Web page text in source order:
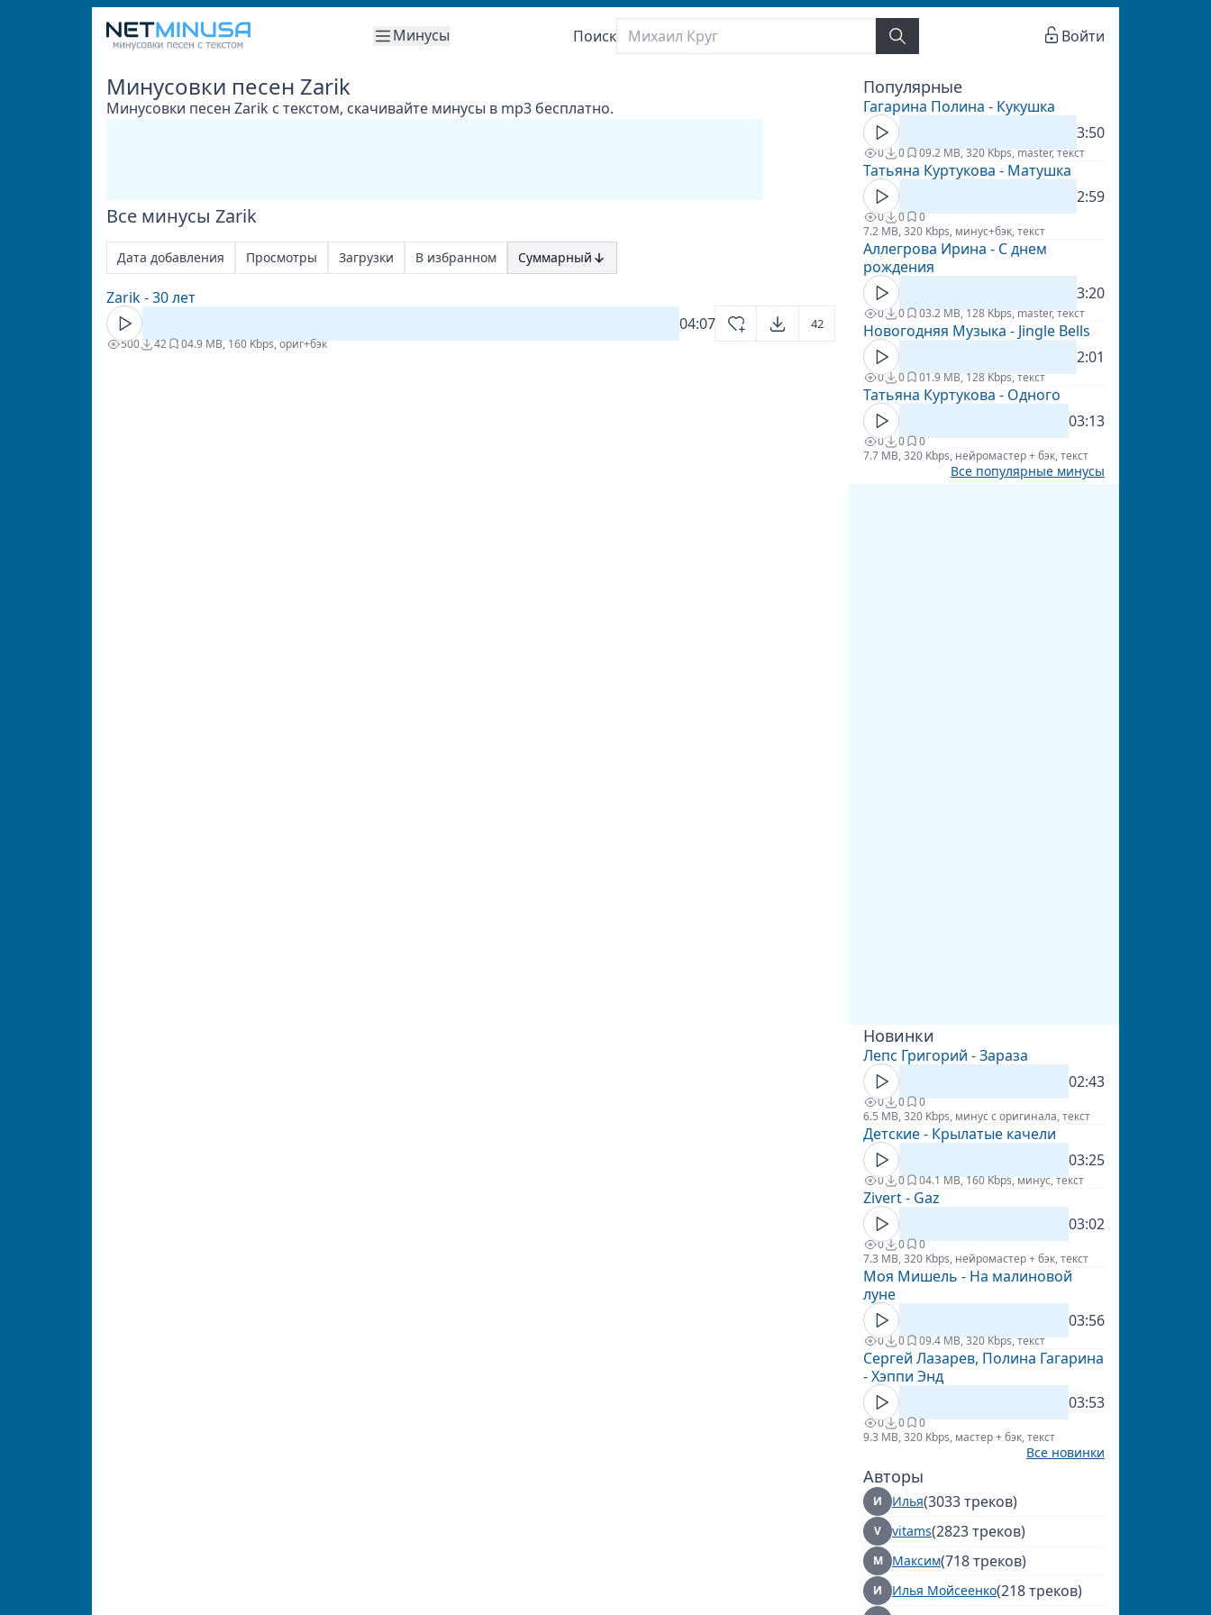
Минусы Поиск Войти
Минусовки песен Zarik
Минусовки песен Zarik с текстом, скачивайте минусы в mp3 бесплатно.
Все минусы Zarik
Дата добавления Просмотры Загрузки В избранном Суммарный
Zarik - 30 лет
04:07
42
500 42 04.9 MB, 160 Kbps, ориг+бэк
Популярные
Гагарина Полина - Кукушка
3:50
0 0 09.2 MB, 320 Kbps, master, текст
Татьяна Куртукова - Матушка
2:59
0 0
0
7.2 MB, 320 Kbps, минус+бэк, текст
Аллегрова Ирина - С днем
рождения
3:20
0 0 03.2 MB, 128 Kbps, master, текст
Новогодняя Музыка - Jingle Bells
2:01
0 0 01.9 MB, 128 Kbps, текст
Татьяна Куртукова - Одного
03:13
0 0
0
7.7 MB, 320 Kbps, нейромастер + бэк, текст
Все популярные минусы
Новинки
Лепс Григорий - Зараза
02:43
0 0
0
6.5 MB, 320 Kbps, минус с оригинала, текст
Детские - Крылатые качели
03:25
0 0 04.1 MB, 160 Kbps, минус, текст
Zivert - Gaz
03:02
0 0
0
7.3 MB, 320 Kbps, нейромастер + бэк, текст
Моя Мишель - На малиновой
луне
03:56
0 0 09.4 MB, 320 Kbps, текст
Сергей Лазарев, Полина Гагарина
- Хэппи Энд
03:53
0 0
0
9.3 MB, 320 Kbps, мастер + бэк, текст
Все новинки
Авторы
И Илья(3033 треков)
V vitams(2823 треков)
М Максим(718 треков)
И Илья Мойсеенко(218 треков)